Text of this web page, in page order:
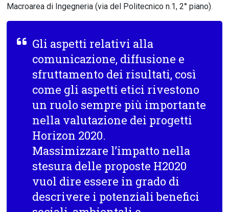
Macroarea di Ingegneria (via del Politecnico n.1, 2° piano).
Gli aspetti relativi alla
comunicazione, diffusione e
sfruttamento dei risultati, così
come gli aspetti etici rivestono
un ruolo sempre più importante
nella valutazione dei progetti
Horizon 2020.
Massimizzare l’impatto nella
stesura delle proposte H2020
vuol dire essere in grado di
descrivere i potenziali benefici